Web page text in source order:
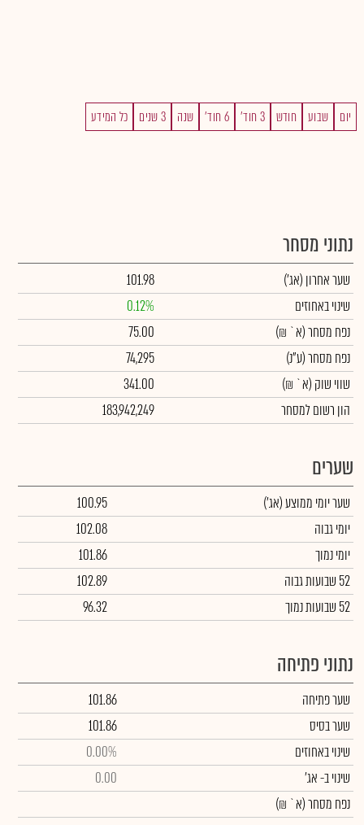
יום שבוע חודש 3 חוד' 6 חוד' שנה 3 שנים כל המידע
נתוני מסחר
שער אחרון (אג')
101.98
שינוי באחוזים
0.12%
נפח מסחר(א` ₪)
75.00
נפח מסחר(ע"נ)
74,295
שווי שוק (א` ₪)
341.00
הון רשום למסחר
183,942,249
שערים
שער יומי ממוצע(אג')
100.95
יומי גבוה
102.08
יומי נמוך
101.86
52 שבועות גבוה
102.89
52 שבועות נמוך
96.32
נתוני פתיחה
שער פתיחה
101.86
שער בסיס
101.86
שינוי באחוזים
0.00%
שינויב- אג'
0.00
נפח מסחר(א` ₪)